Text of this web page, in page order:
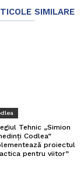
SIMILARE
Tehnic „Simion
Codlea”
proiectul
pentru viitor”